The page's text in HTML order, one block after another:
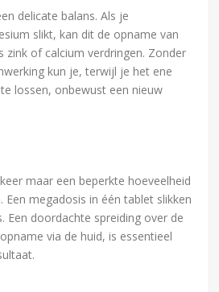
delicate balans. Als je
slikt, kan dit de opname van
zink of calcium verdringen. Zonder
kun je, terwijl je het ene
lossen, onbewust een nieuw
maar een beperkte hoeveelheid
Een megadosis in één tablet slikken
Een doordachte spreiding over de
via de huid, is essentieel